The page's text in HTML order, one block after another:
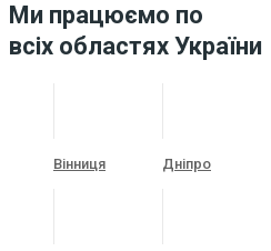
Ми працюємо по
всіх областях України
Вінниця Дніпро